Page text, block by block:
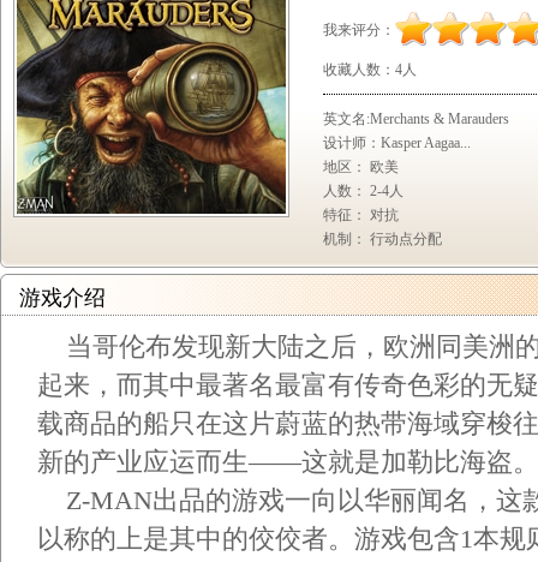
我来评分：
收藏人数： 4人
英文名:Merchants & Marauders
设计师：Kasper Aagaa...
地区： 欧美
人数： 2-4人
特征： 对抗
机制： 行动点分配
游戏介绍
当哥伦布发现新大陆之后，欧洲同美洲
起来，而其中最著名最富有传奇色彩的无
载商品的船只在这片蔚蓝的热带海域穿梭
新的产业应运而生——这就是加勒比海盗。
Z-MAN出品的游戏一向以华丽闻名，这
以称的上是其中的佼佼者。游戏包含1本规